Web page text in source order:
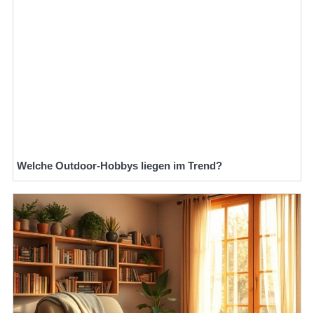
Welche Outdoor-Hobbys liegen im Trend?